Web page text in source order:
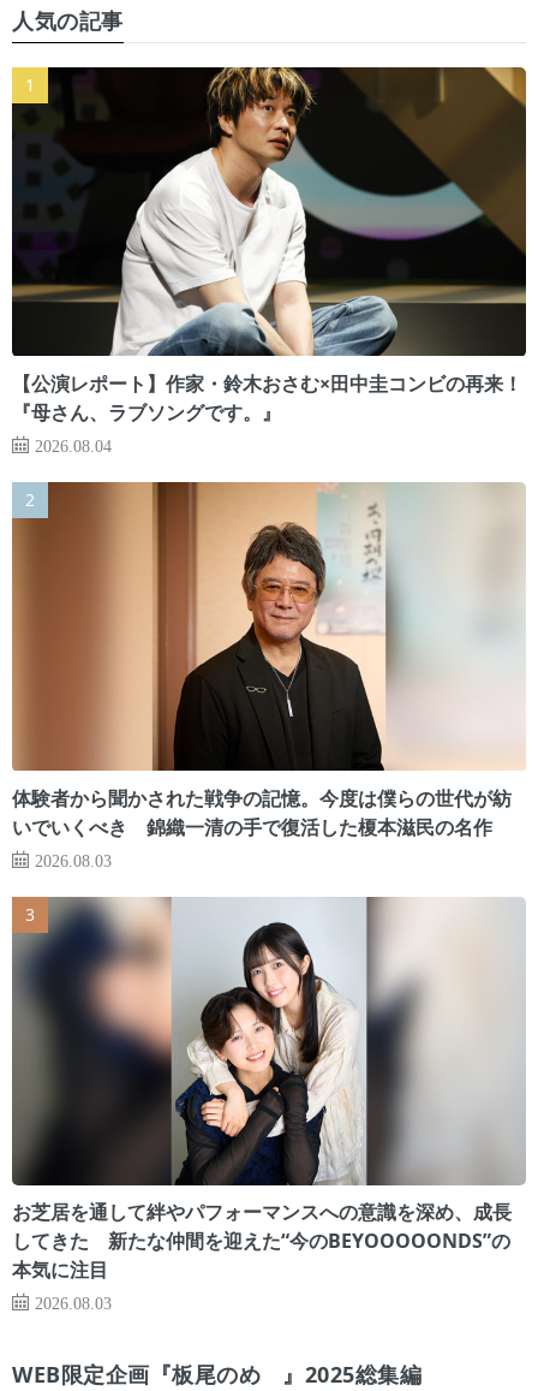
人気の記事
【公演レポート】作家・鈴木おさむ×田中圭コンビの再来！
『母さん、ラブソングです。』
2026.08.04
体験者から聞かされた戦争の記憶。今度は僕らの世代が紡
いでいくべき 錦織一清の手で復活した榎本滋民の名作
2026.08.03
お芝居を通して絆やパフォーマンスへの意識を深め、成長
してきた 新たな仲間を迎えた“今のBEYOOOOONDS”の
本気に注目
2026.08.03
WEB限定企画『板尾のめ゙』2025総集編